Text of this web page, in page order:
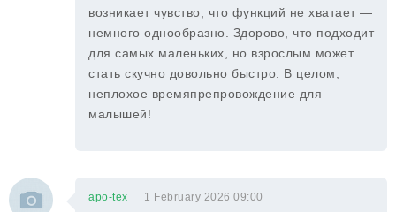
возникает чувство, что функций не хватает —
немного однообразно. Здорово, что подходит
для самых маленьких, но взрослым может
стать скучно довольно быстро. В целом,
неплохое времяпрепровождение для
малышей!
apo-tex 1 February 2026 09:00